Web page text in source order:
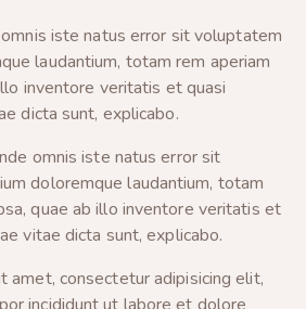
iste natus error sit voluptatem
laudantium, totam rem aperiam
inventore veritatis et quasi
dicta sunt, explicabo.
omnis iste natus error sit
doloremque laudantium, totam
quae ab illo inventore veritatis et
vitae dicta sunt, explicabo.
amet, consectetur adipisicing elit,